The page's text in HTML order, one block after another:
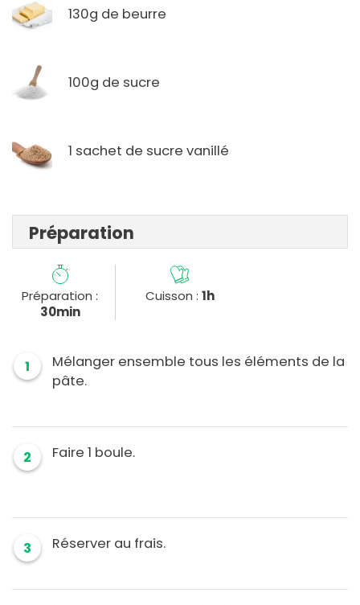
130g de beurre
100g de sucre
1 sachet de sucre vanillé
Préparation
Préparation :
30min
Cuisson : 1h
1
Mélanger ensemble tous les éléments de la
pâte.
2 Faire 1 boule.
3 Réserver au frais.